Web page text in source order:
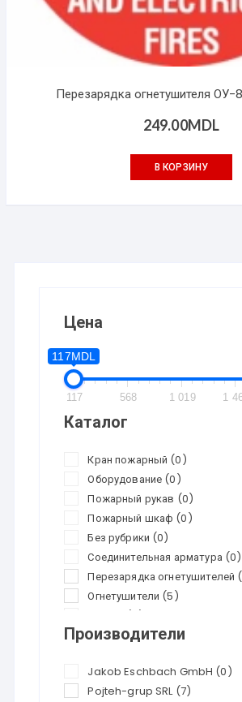
Перезарядка огнетушителя ОУ-
249.00MDL
В КОРЗИНУ
Цена
117MDL
117 568 1 019 1
Каталог
Кран пожарный (0)
Оборудование (0)
Пожарный рукав (0)
Пожарный шкаф (0)
Без рубрики (0)
Соединительная арматура (0)
Перезарядка огнетушителей
Огнетушители (5)
(0)
Производители
Jakob Eschbach GmbH (0)
Pojteh-grup SRL (7)